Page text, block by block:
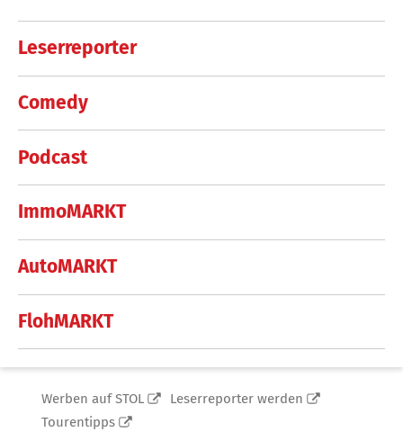
Leserreporter
Comedy
Podcast
ImmoMARKT
AutoMARKT
FlohMARKT
Werben auf STOL
Leserreporter werden
Tourentipps